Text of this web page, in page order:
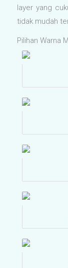
layer yang
tidak mudah
Pilihan Warna